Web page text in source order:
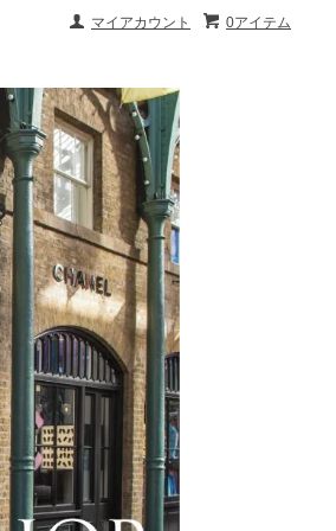
0アイテム
マイアカウント